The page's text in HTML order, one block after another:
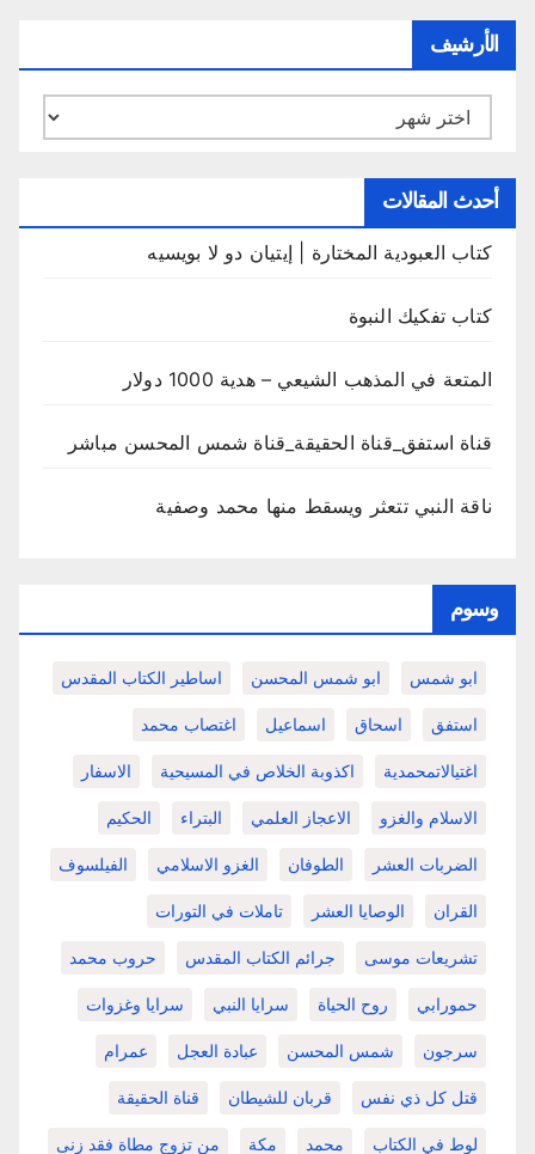
الأرشيف
الأرشيف
أحدث المقالات
كتاب العبودية المختارة | إيتيان دو لا بويسيه
كتاب تفكيك النبوة
المتعة في المذهب الشيعي – هدية 1000 دولار
قناة استفق_قناة الحقيقة_قناة شمس المحسن مباشر
ناقة النبي تتعثر ويسقط منها محمد وصفية
وسوم
ابو شمس ابو شمس المحسن اساطير الكتاب المقدس
استفق اسحاق اسماعيل اغتصاب محمد
اغتيالاتمحمدية اكذوبة الخلاص في المسيحية الاسفار
الاسلام والغزو الاعجاز العلمي البتراء الحكيم
الضربات العشر الطوفان الغزو الاسلامي الفيلسوف
القران الوصايا العشر تاملات في التورات
تشريعات موسى جرائم الكتاب المقدس حروب محمد
حمورابي روح الحياة سرايا النبي سرايا وغزوات
سرجون شمس المحسن عبادة العجل عمرام
قتل كل ذي نفس قربان للشيطان قناة الحقيقة
لوط في الكتاب محمد مكة من تزوج مطاة فقد زنى